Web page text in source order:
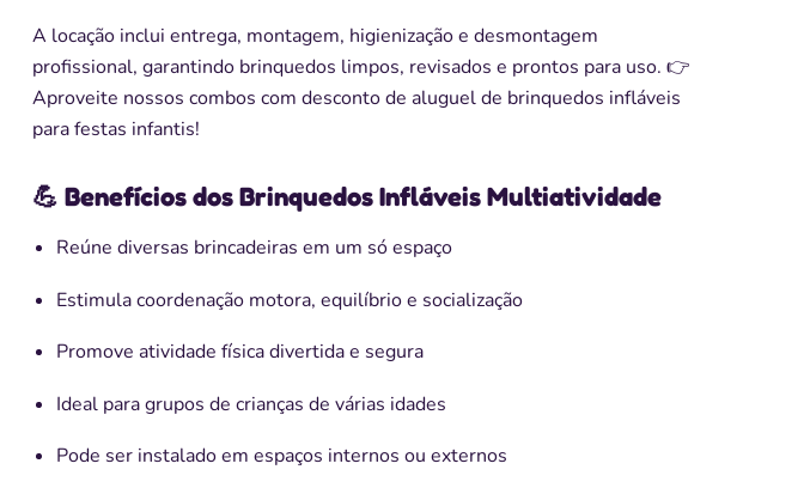
A locação inclui entrega, montagem, higienização e desmontagem
profissional, garantindo brinquedos limpos, revisados e prontos para uso. 👉
Aproveite nossos combos com desconto de aluguel de brinquedos infláveis
para festas infantis!
💪 Benefícios dos Brinquedos Infláveis Multiatividade
Reúne diversas brincadeiras em um só espaço
Estimula coordenação motora, equilíbrio e socialização
Promove atividade física divertida e segura
Ideal para grupos de crianças de várias idades
Pode ser instalado em espaços internos ou externos